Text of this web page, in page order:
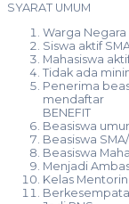
SYARAT UMUM
Warga Negara
Siswa aktif
Mahasiswa
Tidak ada
Penerima
mendaftar
BENEFIT
Beasiswa
Beasiswa
Beasiswa
Menjadi
Kelas